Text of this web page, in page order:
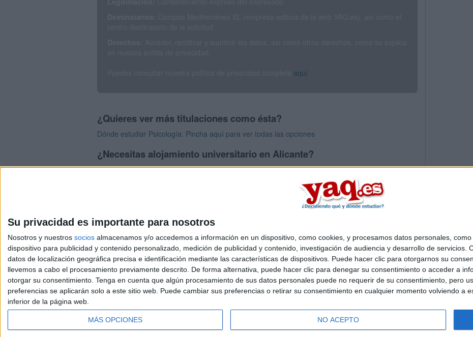
Su privacidad es importante para nosotros
Nosotros y nuestros socios almacenamos y/o accedemos a información en un dispositivo, como cookies, y procesamos datos personales,
dispositivo para publicidad y contenido personalizado, medición de publicidad y contenido, investigación de audiencia y desarrollo de servicios.
datos de localización geográfica precisa e identificación mediante las características de dispositivos. Puede hacer clic para otorgarnos su
llevemos a cabo el procesamiento previamente descrito. De forma alternativa, puede hacer clic para denegar su consentimiento o acceder a
otorgar su consentimiento. Tenga en cuenta que algún procesamiento de sus datos personales puede no requerir de su consentimiento, pero
preferencias se aplicarán solo a este sitio web. Puede cambiar sus preferencias o retirar su consentimiento en cualquier momento volviendo a
inferior de la página web.
MÁS OPCIONES NO ACEPTO
aquí
¿Quieres ver más titulaciones como ésta?
Dónde estudiar Psicología: Pincha aquí para ver todas las opciones
¿Necesitas alojamiento universitario en Alicante?
>> Residencias de estudiantes y colegios mayores en Alicante
Quiénes somos|Contactar|Anúnciate
Aviso legal|Politica de privacidad|Condiciones generales|Política de cookies
© 2003-2026Compás Mediterráneo S.L.- Diego de León 47 - 28006 Madrid [ESPAÑA] - Tel.